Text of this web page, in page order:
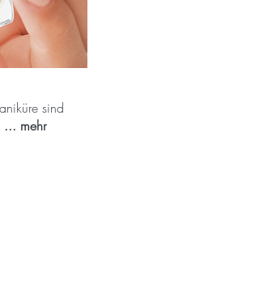
sind
... mehr